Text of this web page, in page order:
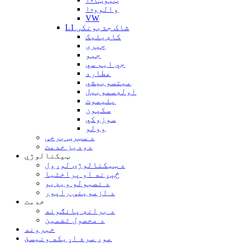
والوو-۱
VW
L1 شاک جذبونکی
کاډیلیک
چیری
جیو
جي ايم سي
عطارد
میتسوبیشي
اولډسموبیل
پلیموت
سکېون
سوزوکي
وولو
د سټرټ برخې
دودیز خدمت
ټیکنالوژي
د ټیکنالوژۍ لوړول
څېړنه او پراختیا
د نصبولو ویډیو
د ازموینې راپور
خدمت
د برانډ پانګونه
د محصول تضمین
خبرونه
موږ سره اړیکه ونیسئ